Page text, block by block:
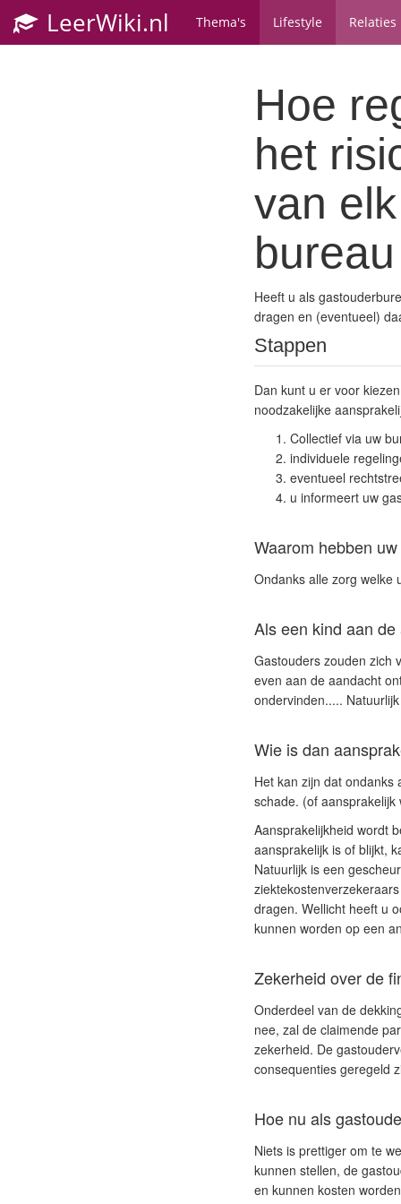
LeerWiki.nl Thema's Lifestyle Relaties
Hoe
het
van
bureau
Heeft u als
dragen en (eventueel)
Stappen
Dan kunt u er voor
noodzakelijke
Collectief via uw
individuele
eventueel
u informeert uw
Waarom hebben
Ondanks alle zorg welke
Als een kind aan
Gastouders zouden zich
even aan de aandacht
ondervinden.....
Wie is dan
Het kan zijn dat
schade. (of aansprakelijk
Aansprakelijkheid wordt
aansprakelijk is of blijkt,
Natuurlijk is een
dragen. Wellicht heeft u
kunnen worden op een
Zekerheid over de
Onderdeel van de
nee, zal de claimende
zekerheid. De
consequenties geregeld
Hoe nu als
Niets is prettiger om te
kunnen stellen, de
en kunnen kosten